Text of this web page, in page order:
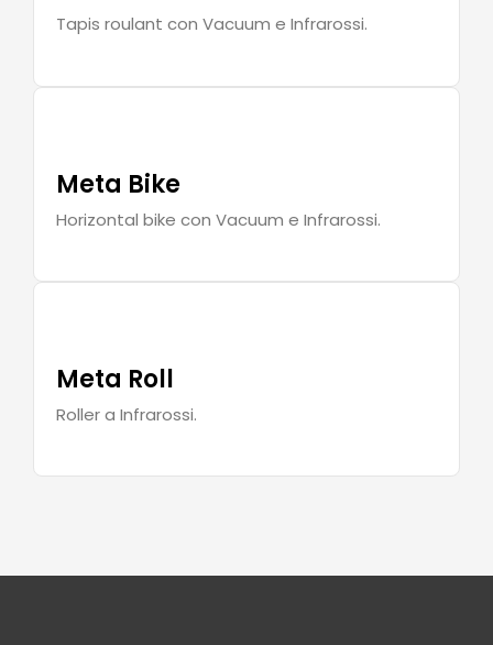
Tapis roulant con Vacuum e Infrarossi.
Meta Bike
Horizontal bike con Vacuum e Infrarossi.
Meta Roll
Roller a Infrarossi.